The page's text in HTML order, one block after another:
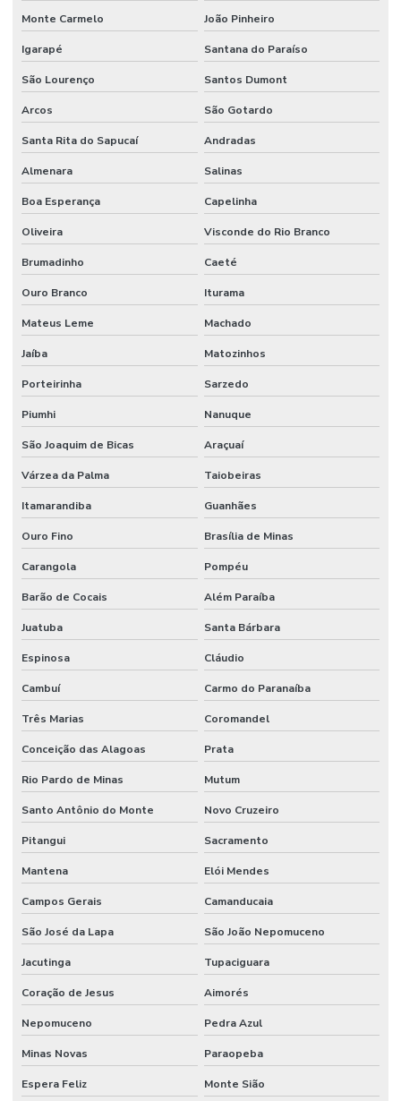
Monte Carmelo João Pinheiro
Igarapé Santana do Paraíso
São Lourenço Santos Dumont
Arcos São Gotardo
Santa Rita do Sapucaí Andradas
Almenara Salinas
Boa Esperança Capelinha
Oliveira Visconde do Rio Branco
Brumadinho Caeté
Ouro Branco Iturama
Mateus Leme Machado
Jaíba Matozinhos
Porteirinha Sarzedo
Piumhi Nanuque
São Joaquim de Bicas Araçuaí
Várzea da Palma Taiobeiras
Itamarandiba Guanhães
Ouro Fino Brasília de Minas
Carangola Pompéu
Barão de Cocais Além Paraíba
Juatuba Santa Bárbara
Espinosa Cláudio
Cambuí Carmo do Paranaíba
Três Marias Coromandel
Conceição das Alagoas Prata
Rio Pardo de Minas Mutum
Santo Antônio do Monte Novo Cruzeiro
Pitangui Sacramento
Mantena Elói Mendes
Campos Gerais Camanducaia
São José da Lapa São João Nepomuceno
Jacutinga Tupaciguara
Coração de Jesus Aimorés
Nepomuceno Pedra Azul
Minas Novas Paraopeba
Espera Feliz Monte Sião